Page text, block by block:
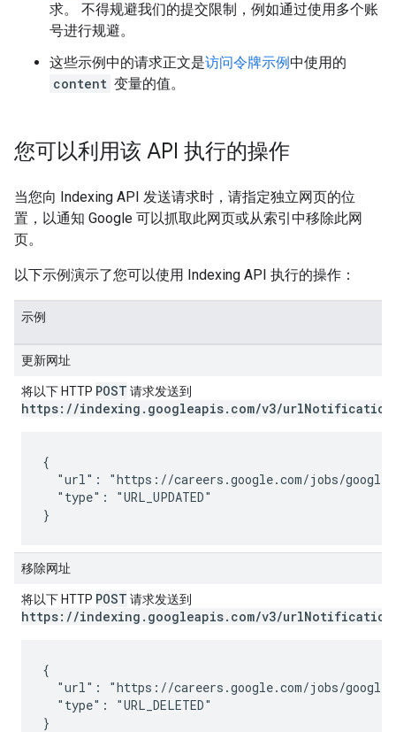
求。 不得规避我们的提交限制，例如通过使用多个账
号进行规避。
这些示例中的请求正文是访问令牌示例中使用的
content 变量的值。
您可以利用该 API 执行的操作
当您向 Indexing API 发送请求时，请指定独立网页的位
置，以通知 Google 可以抓取此网页或从索引中移除此网
页。
以下示例演示了您可以使用 Indexing API 执行的操作：
示例
更新网址
将以下 HTTP POST 请求发送到
https://indexing.googleapis.com/v3/
{
"url": "https://careers.google.com/jobs/
  "type": "URL_UPDATED"
}
移除网址
将以下 HTTP POST 请求发送到
https://indexing.googleapis.com/v3/
{
"url": "https://careers.google.com/jobs/
  "type": "URL_DELETED"
}